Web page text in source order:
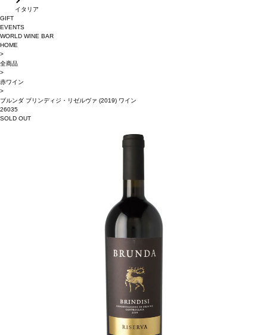
イタリア
GIFT
EVENTS
WORLD WINE BAR
HOME
>
全商品
>
赤ワイン
>
ブルンダ ブリンディジ・リゼルヴァ (2019) ワイン
26035
SOLD OUT